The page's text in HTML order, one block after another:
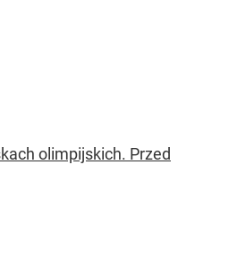
olimpijskich. Przed